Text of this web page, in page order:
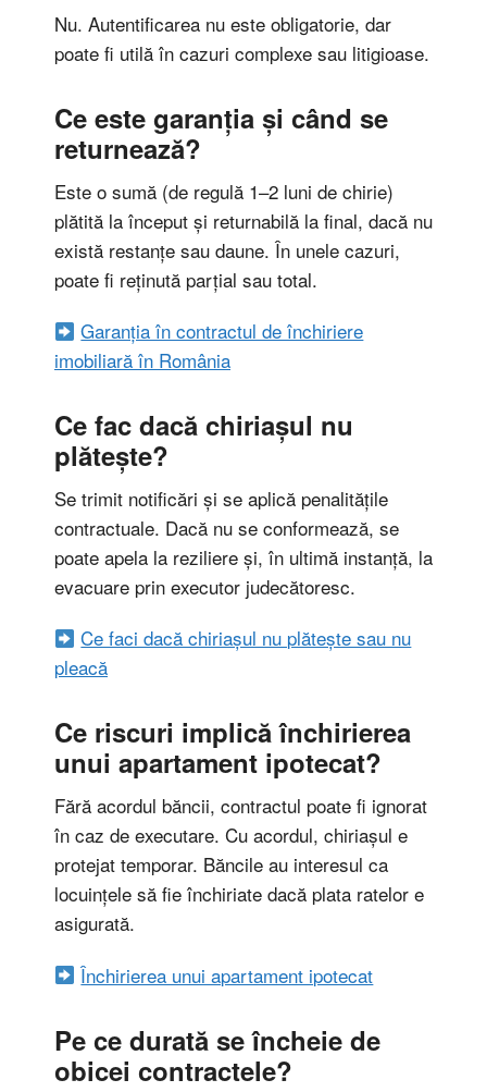
Nu. Autentificarea nu este obligatorie, dar
poate fi utilă în cazuri complexe sau litigioase.
Ce este garanția și când se
returnează?
Este o sumă (de regulă 1–2 luni de chirie)
plătită la început și returnabilă la final, dacă nu
există restanțe sau daune. În unele cazuri,
poate fi reținută parțial sau total.
Garanția în contractul de închiriere
imobiliară în România
Ce fac dacă chiriașul nu
plătește?
Se trimit notificări și se aplică penalitățile
contractuale. Dacă nu se conformează, se
poate apela la reziliere și, în ultimă instanță, la
evacuare prin executor judecătoresc.
Ce faci dacă chiriașul nu plătește sau nu
pleacă
Ce riscuri implică închirierea
unui apartament ipotecat?
Fără acordul băncii, contractul poate fi ignorat
în caz de executare. Cu acordul, chiriașul e
protejat temporar. Băncile au interesul ca
locuințele să fie închiriate dacă plata ratelor e
asigurată.
Închirierea unui apartament ipotecat
Pe ce durată se încheie de
obicei contractele?